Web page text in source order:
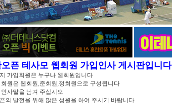
픈 테사모 웹회원 가입인사 게시판입니다
가입회원은 누구나 웹회원입니다
원은 웹회원,준회원,정회원으로 구성됩니다
사말을 남겨 주십시오
의 발전을 위해 많은 성원을 하여 주시기 바랍니다